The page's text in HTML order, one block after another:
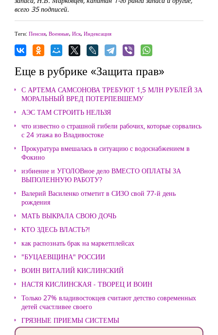
всего 35 подписей.
Теги: Пенсия, Военные, Иск, Индексация
Еще в рубрике «Защита прав»
С АРТЕМА САМСОНОВА ТРЕБУЮТ 1,5 МЛН РУБЛЕЙ ЗА
МОРАЛЬНЫЙ ВРЕД ПОТЕРПЕВШЕМУ
АЭС ТАМ СТРОИТЬ НЕЛЬЗЯ
что известно о страшной гибели рабочих, которые сорвались
с 24 этажа во Владивостоке
Прокуратура вмешалась в ситуацию с водоснабжением в
Фокино
избиение и УГОЛОВное дело ВМЕСТО ОПЛАТЫ ЗА
ВЫПОЛЕННУЮ РАБОТУ?
Валерий Василенко отметит в СИЗО свой 77-й день
рождения
МАТЬ ВЫКРАЛА СВОЮ ДОЧЬ
КТО ЗДЕСЬ ВЛАСТЬ?!
как распознать брак на маркетплейсах
"БУЦАЕВЩИНА" РОССИИ
ВОИН ВИТАЛИЙ КИСЛИНСКИЙ
НАСТЯ КИСЛИНСКАЯ - ТВОРЕЦ И ВОИН
Только 27% владивостокцев считают детство современных
детей счастливее своего
ГРЯЗНЫЕ ПРИЕМЫ СИСТЕМЫ